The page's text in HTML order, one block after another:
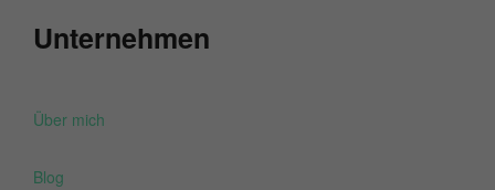
Unternehmen
Über mich
Blog